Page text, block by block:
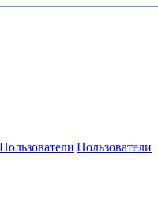
Пользователи